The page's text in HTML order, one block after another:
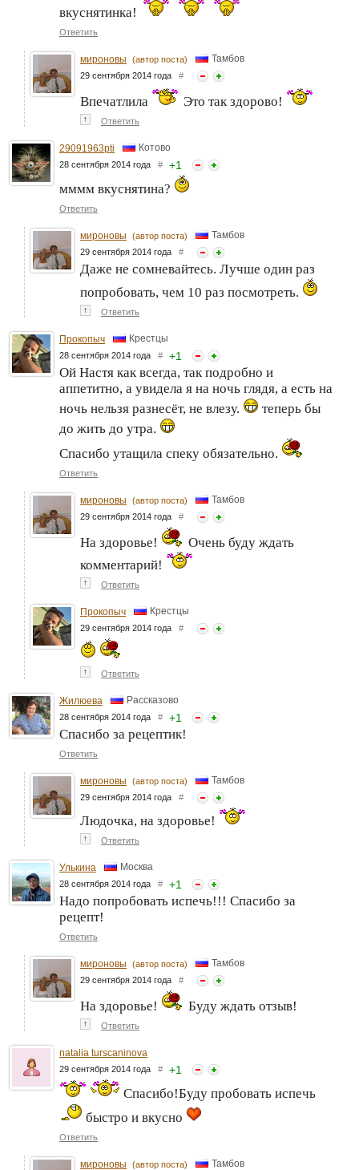
вкуснятинка!
Ответить
мироновы (автор поста) Тамбов
29 сентября 2014 года #
Впечатлила Это так здорово!
↑ Ответить
29091963pti Котово
28 сентября 2014 года # +1
мммм вкуснятина?
Ответить
мироновы (автор поста) Тамбов
29 сентября 2014 года #
Даже не сомневайтесь. Лучше один раз
попробовать, чем 10 раз посмотреть.
↑ Ответить
Прокопыч Крестцы
28 сентября 2014 года # +1
Ой Настя как всегда, так подробно и
аппетитно, а увидела я на ночь глядя, а есть на
ночь нельзя разнесёт, не влезу.
теперь бы
до жить до утра.
Спасибо утащила спеку обязательно.
Ответить
мироновы (автор поста) Тамбов
29 сентября 2014 года #
На здоровье!
Очень буду ждать
комментарий!
↑ Ответить
Прокопыч Крестцы
29 сентября 2014 года #
↑ Ответить
Жилюева Рассказово
28 сентября 2014 года # +1
Спасибо за рецептик!
Ответить
мироновы (автор поста) Тамбов
29 сентября 2014 года #
Людочка, на здоровье!
↑ Ответить
Улькина Москва
28 сентября 2014 года # +1
Надо попробовать испечь!!! Спасибо за
рецепт!
Ответить
мироновы (автор поста) Тамбов
29 сентября 2014 года #
На здоровье! Буду ждать отзыв!
↑ Ответить
natalia turscaninova
29 сентября 2014 года # +1
Спасибо!Буду пробовать испечь
быстро и вкусно
Ответить
мироновы (автор поста) Тамбов